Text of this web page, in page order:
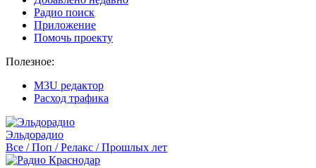
Радио поиск
Приложение
Помочь проекту
Полезное:
M3U редактор
Расход трафика
Эльдорадио
Все / Поп / Релакс / Прошлых лет